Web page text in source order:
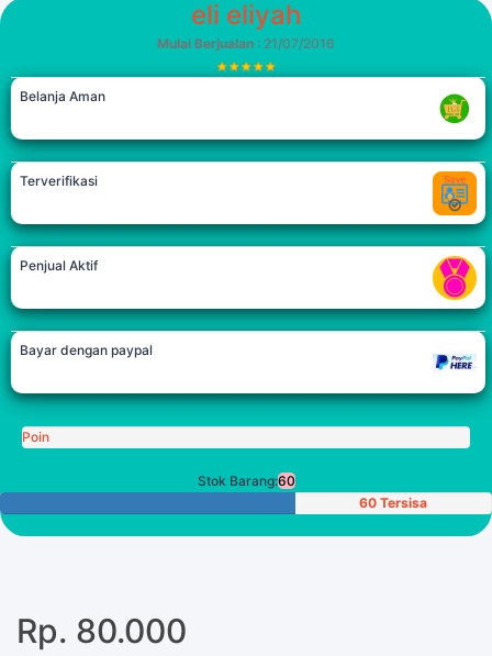
eli eliyah
Mulai Berjualan : 21/07/2016
Belanja Aman
Terverifikasi
Penjual Aktif
Bayar dengan paypal
Poin
Stok Barang:60
60 Tersisa
Rp. 80.000